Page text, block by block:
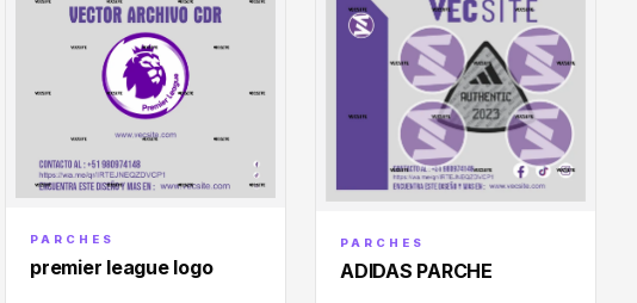
PARCHES
premier league logo
PARCHES
ADIDAS PARCHE